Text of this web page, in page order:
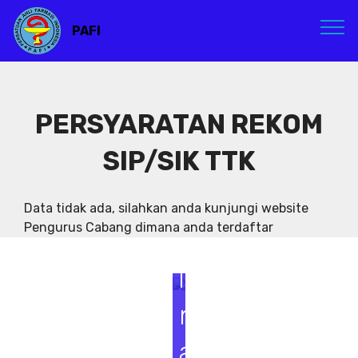
PAFI
PERSYARATAN REKOM
SIP/SIK TTK
Data tidak ada, silahkan anda kunjungi website
Pengurus Cabang dimana anda terdaftar
S
e
m
i
n
a